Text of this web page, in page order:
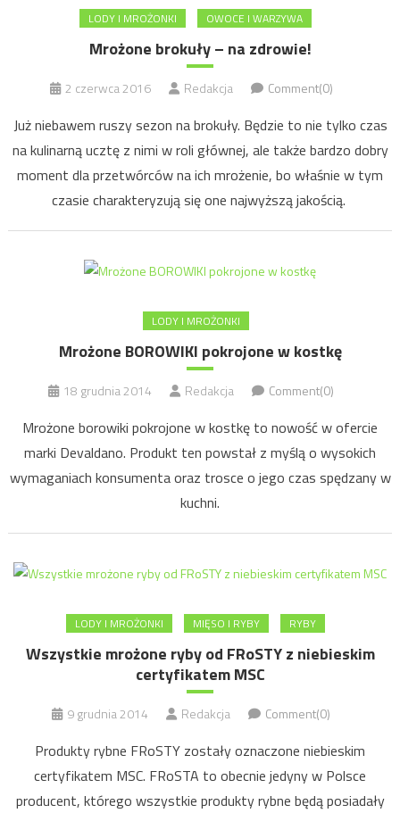
LODY I MROŻONKI OWOCE I WARZYWA
Mrożone brokuły – na zdrowie!
2 czerwca 2016 Redakcja Comment(0)
Już niebawem ruszy sezon na brokuły. Będzie to nie tylko czas
na kulinarną ucztę z nimi w roli głównej, ale także bardzo dobry
moment dla przetwórców na ich mrożenie, bo właśnie w tym
czasie charakteryzują się one najwyższą jakością.
LODY I MROŻONKI
Mrożone BOROWIKI pokrojone w kostkę
18 grudnia 2014 Redakcja Comment(0)
Mrożone borowiki pokrojone w kostkę to nowość w ofercie
marki Devaldano. Produkt ten powstał z myślą o wysokich
wymaganiach konsumenta oraz trosce o jego czas spędzany w
kuchni.
LODY I MROŻONKI MIĘSO I RYBY RYBY
Wszystkie mrożone ryby od FRoSTY z niebieskim
certyfikatem MSC
9 grudnia 2014 Redakcja Comment(0)
Produkty rybne FRoSTY zostały oznaczone niebieskim
certyfikatem MSC. FRoSTA to obecnie jedyny w Polsce
producent, którego wszystkie produkty rybne będą posiadały